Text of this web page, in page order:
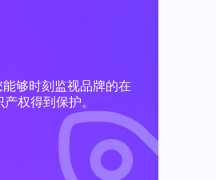
够时刻监视品牌的在
权得到保护。